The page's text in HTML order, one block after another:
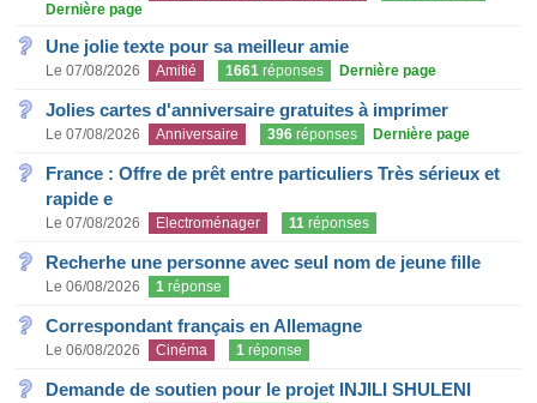
Dernière page
Une jolie texte pour sa meilleur amie
Le 07/08/2026 Amitié 1661 réponses Dernière page
Jolies cartes d'anniversaire gratuites à imprimer
Le 07/08/2026 Anniversaire 396 réponses Dernière page
France : Offre de prêt entre particuliers Très sérieux et
rapide e
Le 07/08/2026 Electroménager 11 réponses
Recherhe une personne avec seul nom de jeune fille
Le 06/08/2026 1 réponse
Correspondant français en Allemagne
Le 06/08/2026 Cinéma 1 réponse
Demande de soutien pour le projet INJILI SHULENI